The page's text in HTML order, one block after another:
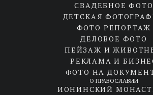
СВАДЕБНОЕ ФОТО
ДЕТСКАЯ
ФОТО РЕПОРТАЖ
ДЕЛОВОЕ ФОТО
ПЕЙЗАЖ И
РЕКЛАМА И
ФОТО НА
О ПРАВОСЛАВИИ
ИОНИНСКИЙ